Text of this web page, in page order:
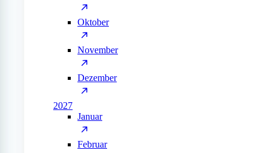
Oktober
November
Dezember
2027
Januar
Februar